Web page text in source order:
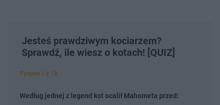
Jesteś prawdziwym kociarzem?
Sprawdź, ile wiesz o kotach! [QUIZ]
Pytanie 1 z 18
Według jednej z legend kot ocalił Mahometa przed: